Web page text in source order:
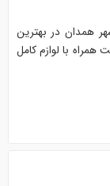
همدان در بهترین
همراه با لوازم کامل